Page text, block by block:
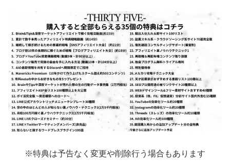
※特典は予告なく変更や削除行う場合もあります